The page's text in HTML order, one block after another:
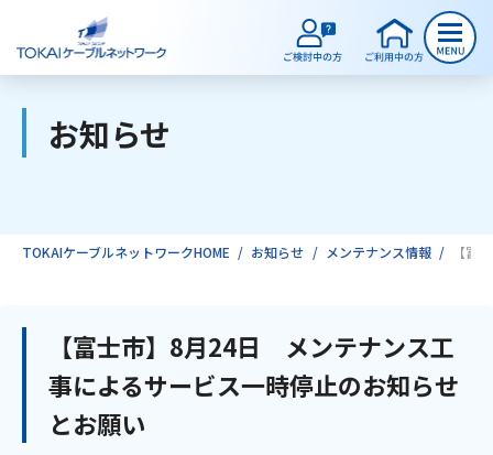
ご検討中のお客様
インターネット
お知らせ
TOKAIケーブルネットワークHOME お知らせ メンテナンス情報 【富
【富士市】8月24日 メンテナンス工
事によるサービス一時停止のお知らせ
とお願い